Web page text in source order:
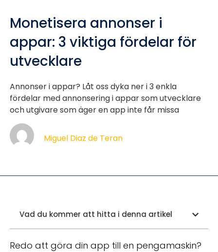
Monetisera annonser i
appar: 3 viktiga fördelar för
utvecklare
Annonser i appar? Låt oss dyka ner i 3 enkla
fördelar med annonsering i appar som utvecklare
och utgivare som äger en app inte får missa
Miguel Diaz de Teran
Vad du kommer att hitta i denna artikel
Redo att göra din app till en pengamaskin?